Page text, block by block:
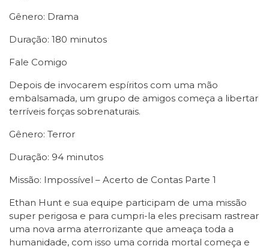
Gênero: Drama
Duração: 180 minutos
Fale Comigo
Depois de invocarem espíritos com uma mão
embalsamada, um grupo de amigos começa a libertar
terríveis forças sobrenaturais.
Gênero: Terror
Duração: 94 minutos
Missão: Impossível – Acerto de Contas Parte 1
Ethan Hunt e sua equipe participam de uma missão
super perigosa e para cumpri-la eles precisam rastrear
uma nova arma aterrorizante que ameaça toda a
humanidade, com isso uma corrida mortal começa e